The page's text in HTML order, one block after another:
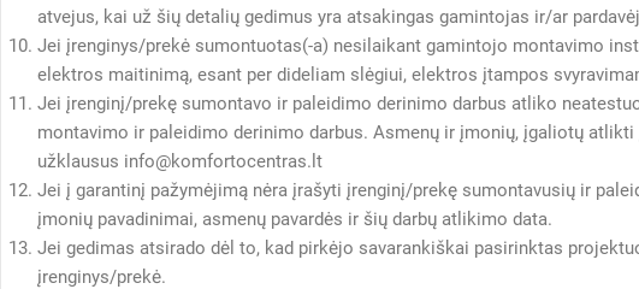
atvejus, kai už šių detalių gedimus yra atsakingas gamintojas ir/ar
Jei įrenginys/prekė sumontuotas(-a) nesilaikant gamintojo montavimo
elektros maitinimą, esant per dideliam slėgiui, elektros įtampos
Jei įrenginį/prekę sumontavo ir paleidimo derinimo darbus atliko
montavimo ir paleidimo derinimo darbus. Asmenų ir įmonių, įgaliotų
užklausus info@komfortocentras.lt
Jei į garantinį pažymėjimą nėra įrašyti įrenginį/prekę sumontavusių ir
įmonių pavadinimai, asmenų pavardės ir šių darbų atlikimo data.
Jei gedimas atsirado dėl to, kad pirkėjo savarankiškai pasirinktas
įrenginys/prekė.